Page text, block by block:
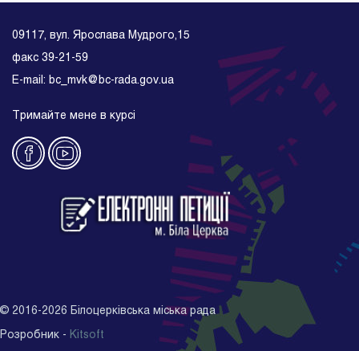
09117, вул. Ярослава Мудрого,15
факс 39-21-59
E-mail: bc_mvk@bc-rada.gov.ua
Тримайте мене в курсі
© 2016-2026 Білоцерківська міська рада
Розробник - Kitsoft